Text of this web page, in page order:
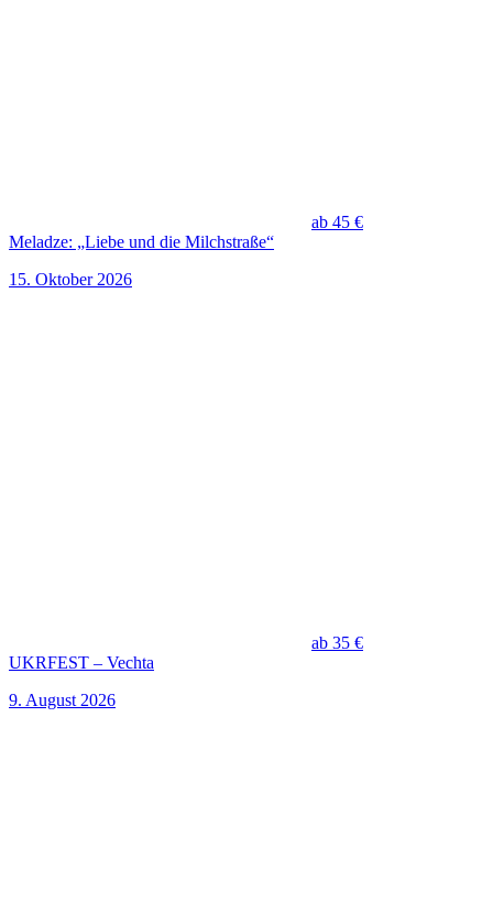
ab 45 €
Meladze: „Liebe und die Milchstraße“
15. Oktober 2026
ab 35 €
UKRFEST – Vechta
9. August 2026